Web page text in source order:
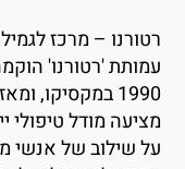
– מרכז לגמילה
'רטורנו' הוקמה
מודל טיפולי